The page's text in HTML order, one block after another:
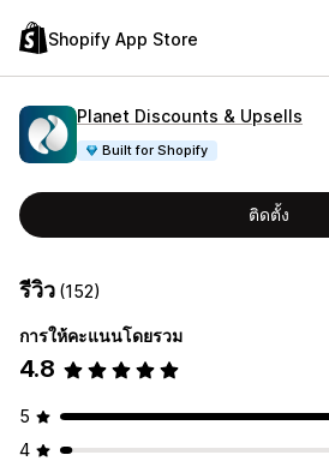
Shopify App Store
Planet Discounts & Upsells
Built for Shopify
ติดตั้ง
รีวิว (152)
การให้คะแนนโดยรวม
4.8
5
4